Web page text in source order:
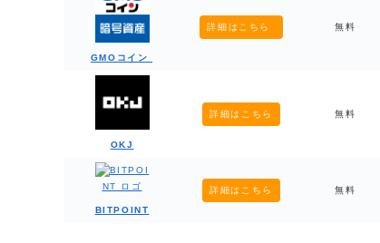
GMOコイン
詳細はこちら 無料
OKJ
詳細はこちら 無料
BITPOINT
詳細はこちら 無料